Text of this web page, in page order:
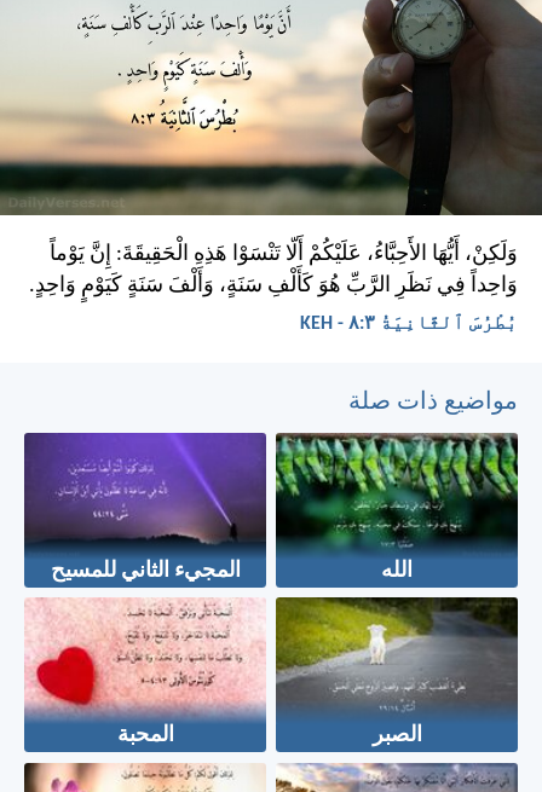
وَلَكِنْ، أَيُّهَا الأَحِبَّاءُ، عَلَيْكُمْ أَلّا تَنْسَوْا هَذِهِ الْحَقِيقَةَ: إِنَّ يَوْماً
وَاحِداً فِي نَظَرِ الرَّبِّ هُوَ كَأَلْفِ سَنَةٍ، وَأَلْفَ سَنَةٍ كَيَوْمٍ وَاحِدٍ.
بُطْرُسَ ٱلثَّانِيَةُ ٣:‏٨ - KEH
مواضيع ذات صلة
الله المجيء الثاني للمسيح
الصبر المحبة